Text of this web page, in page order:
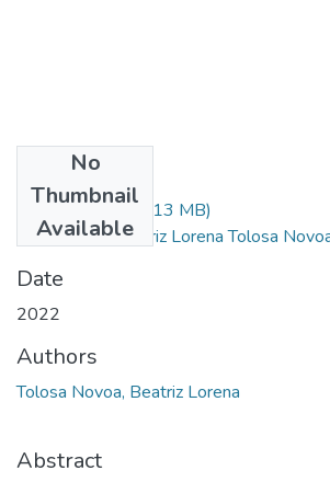
No
Thumbnail
Available
GRUPO 2.pptx(2.13 MB)
proyecto de Beatriz Lorena Tolosa
Date
2022
Authors
Tolosa Novoa, Beatriz Lorena
Abstract